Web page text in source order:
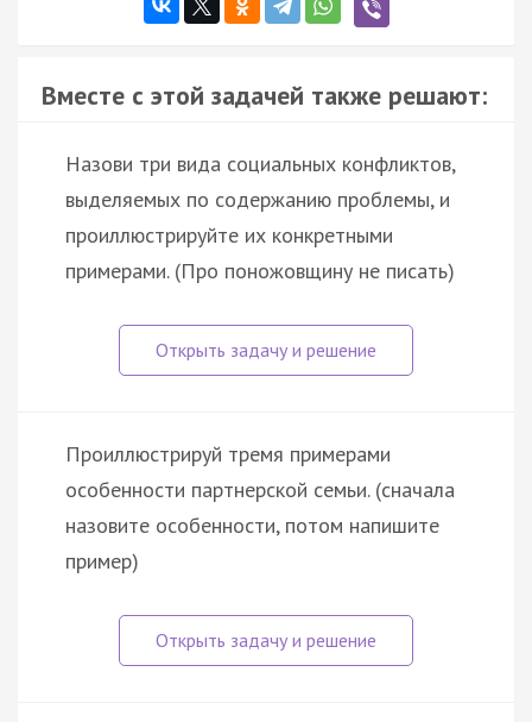
Вместе с этой задачей также решают:
Назови три вида социальных конфликтов,
выделяемых по содержанию проблемы, и
проиллюстрируйте их конкретными
примерами. (Про поножовщину не писать)
Проиллюстрируй тремя примерами
особенности партнерской семьи. (сначала
назовите особенности, потом напишите
пример)